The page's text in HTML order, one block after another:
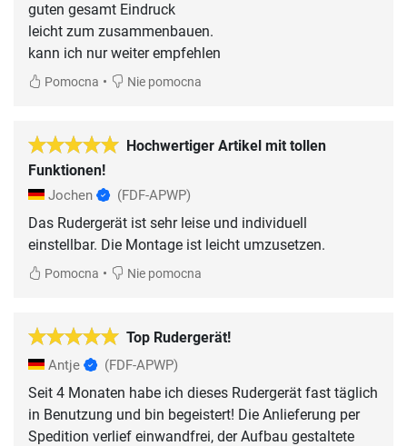
guten gesamt Eindruck
leicht zum zusammenbauen.
kann ich nur weiter empfehlen
Pomocna • Nie pomocna
Hochwertiger Artikel mit tollen
Funktionen!
Jochen (FDF-APWP)
Das Rudergerät ist sehr leise und individuell
einstellbar. Die Montage ist leicht umzusetzen.
Pomocna • Nie pomocna
Top Rudergerät!
Antje (FDF-APWP)
Seit 4 Monaten habe ich dieses Rudergerät fast täglich
in Benutzung und bin begeistert! Die Anlieferung per
Spedition verlief einwandfrei, der Aufbau gestaltete